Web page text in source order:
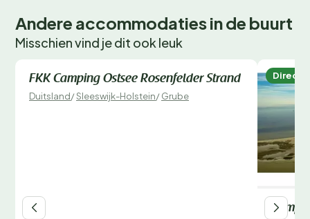
Andere accommodaties in de buurt
Misschien vind je dit ook leuk
Direct te boeken
FKK Camping Ostsee Rosenfelder Strand
Duitsland/Sleeswijk-Holstein/Grube
Direct